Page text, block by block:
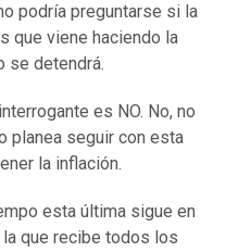
podría preguntarse si la
que viene haciendo la
se detendrá.
es NO. No, no
planea seguir con esta
la inflación.
esta última sigue en
que recibe todos los